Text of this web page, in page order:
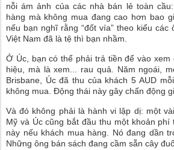
nỗi ám ảnh của các nhà bán lẻ toàn
hàng mà không mua đang cao hơn bao
nếu bạn nghĩ rằng “đốt vía” theo kiểu
Việt Nam đã là tệ thì bạn nhầm.
Ở Úc, bạn có thể phải trả tiền để vào xem
hiệu, mà là xem... rau quả. Năm ngoái,
Brisbane, Úc đã thu của khách 5 AUD
không mua. Động thái này gây chấn động
Và đó không phải là hành vi lập dị: một
Mỹ và Úc cũng bắt đầu thu một khoản
này nếu khách mua hàng. Nó đang dần
Những ông bán sách đang cầm sẵn cây